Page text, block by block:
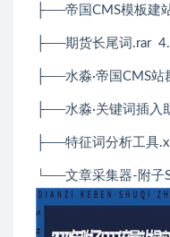
├──帝国CMS模板建
├──期货长尾词.rar
├──水淼·帝国CMS
├──水淼·关键词插
├──特征词分析工具
└──文章采集器-附子